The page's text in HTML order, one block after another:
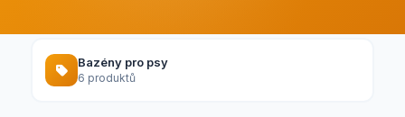
Bazény pro psy
6 produktů